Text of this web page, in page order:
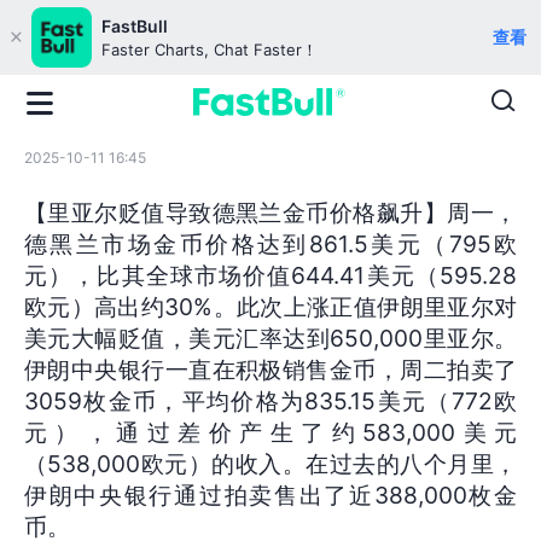
FastBull
Faster Charts, Chat Faster！
查看
2025-10-11 16:45
【里亚尔贬值导致德黑兰金币价格飙升】周一，
德黑兰市场金币价格达到861.5美元（795欧
元），比其全球市场价值644.41美元（595.28
欧元）高出约30%。此次上涨正值伊朗里亚尔对
美元大幅贬值，美元汇率达到650,000里亚尔。
伊朗中央银行一直在积极销售金币，周二拍卖了
3059枚金币，平均价格为835.15美元（772欧
元），通过差价产生了约583,000美元
（538,000欧元）的收入。在过去的八个月里，
伊朗中央银行通过拍卖售出了近388,000枚金
币。